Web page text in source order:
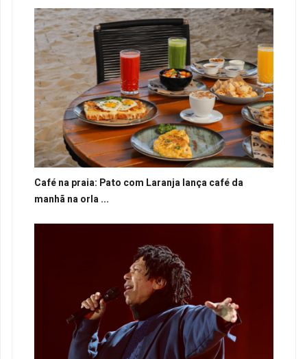
Café na praia: Pato com Laranja lança café da
manhã na orla ...